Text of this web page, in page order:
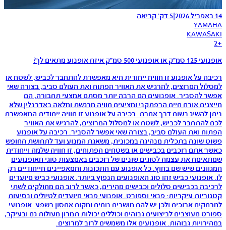
14 באפריל 2026
5 דק׳ קריאה
YAMAHA
KAWASAKI
+
2
אופנועי 125 סמ"ק או אופנועי 500 סמ"ק איזה אופנוע מתאים לך?
רכיבה על אופנוע זו חוויה ייחודית היא מאפשרת להתחבר לכביש, לשטח או
למסלול המרוצים, להרגיש את האוויר הפתוח ואת העולם סביב, בצורה שאי
אפשר להסביר. אופנועים הם הרבה יותר מסתם אמצעי תחבורה, הם
מייצגים אורח חיים הרפתקני ומציעים חוויה מרגשת ומלאה באדרנלין שלא
ניתן להשיג בשום דרך אחרת. רכיבה על אופנוע זו חוויה ייחודית המאפשרת
לכם להתחבר לכביש, לשטח או למסלול המרוצים, להרגיש את האוויר
הפתוח ואת העולם סביב, בצורה שאי אפשר להסביר. רכיבה על אופנוע
פשוט שונה בתכלית מנהיגה במכונית, משאגת המנוע ועד לתחושת החופש
כאשר אתם רוכבים בכבישים או בשטחים הפתוחים, זו חוויה שלמה וייחודית
שמתאימה את עצמה לסוגים שונים של רוכבים באמצעות סוגי האופנועים
המגוונים שיש שם בחוץ. כל אופנוע עם התכונות והמאפיינים הייחודיים רק
לו. אופנועי כביש זהו סוג האופנועים הנפוץ ביותר. אופנועי כביש מיועדים
לרכיבה בכבישים סלולים וכבישים מהירים, כאשר לרוב הם מחולקים לשתי
קטגוריות עיקריות: פנאי וספורט. אופנועי פנאי מיועדים לטיולים ונסיעות
למרחקים ארוכים ולכן יש להם מושבים נוחים ומקום אחסון בשפע. אופנועי
ספורט מעוצבים לביצועים גבוהים וכוללים יכולות תמרון מעולות גם ובעיקר,
במהירויות גבוהות. אופנועים אלו משמשים לרוב למרוצים.